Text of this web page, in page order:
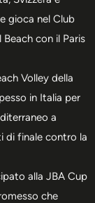
gioca nel Club
con il Paris
Volley della
in Italia per
a
di finale contro la
alla JBA Cup
che